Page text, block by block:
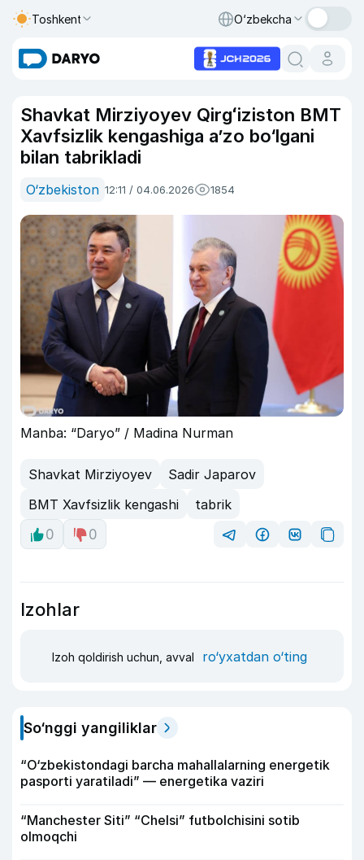
Toshkent O‘zbekcha
Shavkat Mirziyoyev Qirgʻiziston BMT
Xavfsizlik kengashiga a’zo bo‘lgani
bilan tabrikladi
O‘zbekiston 12:11 / 04.06.2026 1854
Manba: “Daryo” / Madina Nurman
Shavkat Mirziyoyev
Sadir Japarov
BMT Xavfsizlik kengashi
tabrik
0
0
Izohlar
Izoh qoldirish uchun, avval ro‘yxatdan o‘ting
So‘nggi yangiliklar
“O‘zbekistondagi barcha mahallalarning energetik
pasporti yaratiladi” — energetika vaziri
“Manchester Siti” “Chelsi” futbolchisini sotib
olmoqchi